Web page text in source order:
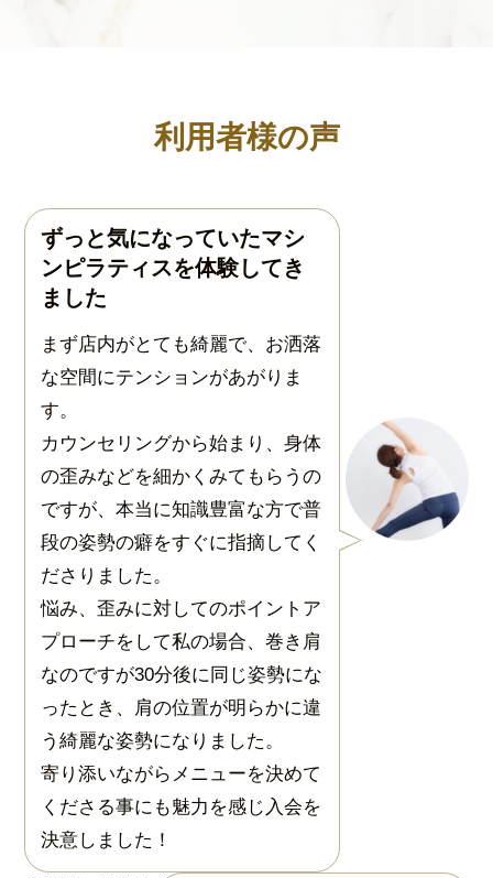
利用者様の声
ずっと気になっていたマシ
ンピラティスを体験してき
ました
まず店内がとても綺麗で、お洒落
な空間にテンションがあがりま
す。
カウンセリングから始まり、身体
の歪みなどを細かくみてもらうの
ですが、本当に知識豊富な方で普
段の姿勢の癖をすぐに指摘してく
ださりました。
悩み、歪みに対してのポイントア
プローチをして私の場合、巻き肩
なのですが30分後に同じ姿勢にな
ったとき、肩の位置が明らかに違
う綺麗な姿勢になりました。
寄り添いながらメニューを決めて
くださる事にも魅力を感じ入会を
決意しました！